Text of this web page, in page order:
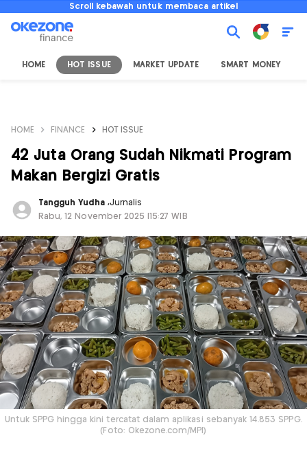
Scroll kebawah untuk membaca artikel
HOME HOT ISSUE MARKET UPDATE SMART MONEY
HOME FINANCE HOT ISSUE
42 Juta Orang Sudah Nikmati Program
Makan Bergizi Gratis
Tangguh Yudha ,Jurnalis
Rabu, 12 November 2025 |15:27 WIB
Untuk SPPG hingga kini tercatat dalam aplikasi sebanyak 14.853 SPPG.
(Foto: Okezone.com/MPI)